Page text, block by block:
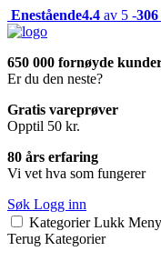
Enestående4.4 av 5 -306
650 000 fornøyde
Er du den neste?
Gratis vareprøver
Opptil 50 kr.
80 års erfaring
Vi vet hva som fungerer
Søk Logg inn
Kategorier Lukk Meny
Terug Kategorier